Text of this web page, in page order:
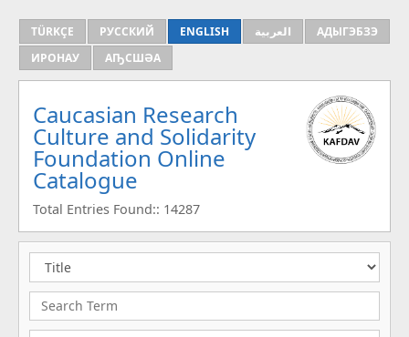
TÜRKÇE РУССКИЙ ENGLISH العربية
АДЫГЭБЗЭ
ИРОНАУ
АҦСШӘА
Caucasian Research
Culture and Solidarity
Foundation Online
Catalogue
Total Entries Found:: 14287